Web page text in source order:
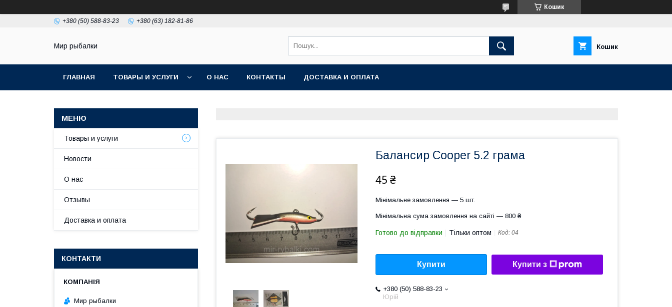
Кошик
+380 (50) 588-83-23 +380 (63) 182-81-86
Мир рыбалки Кошик
ГЛАВНАЯ ТОВАРЫ И УСЛУГИ О НАС КОНТАКТЫ ДОСТАВКА И ОПЛАТА
Балансир Cooper 5.2 грама
45 ₴
Мінімальне замовлення — 5 шт.
Мінімальна сума замовлення на сайті — 800 ₴
Готово до відправки Тільки оптом Код: 04
Купити Купити з
+380 (50) 588-83-23
Юрій
Товары и услуги
Новости
О нас
Отзывы
Доставка и оплата
КОНТАКТИ
Мир рыбалки